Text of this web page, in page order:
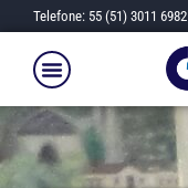
Telefone: 55 (51) 3011 6982